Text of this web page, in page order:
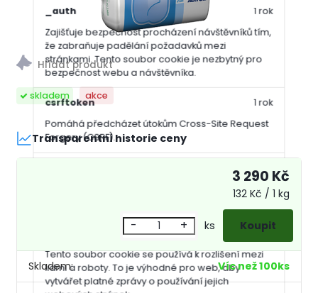
_auth
Zajišťuje bezpečnost procházení návštěvníků tím,
že zabraňuje padělání požadavků mezi
stránkami. Tento soubor cookie je nezbytný pro
bezpečnost webu a návštěvníka.
1 rok
csrftoken
Pomáhá předcházet útokům Cross-Site Request
Forgery (CSRF).
1 rok
Zachovává stav uživatelské relace napříč
relace
Tento soubor cookie se používá k rozlišení mezi
lidmi a roboty. To je výhodné pro web, aby
vytvářet platné zprávy o používání jejich
persistentní
skladem akce
Transparentní historie ceny
Skladem: Víc než 100ks
3 290 Kč
132 Kč / 1 kg
- + ks